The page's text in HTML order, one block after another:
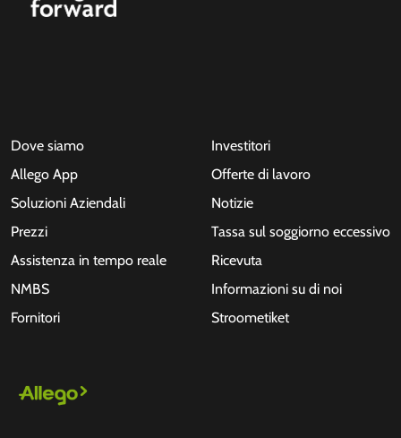
Dove siamo
Allego App
Soluzioni Aziendali
Prezzi
Assistenza in tempo reale
NMBS
Fornitori
Investitori
Offerte di lavoro
Notizie
Tassa sul soggiorno eccessivo
Ricevuta
Informazioni su di noi
Stroometiket